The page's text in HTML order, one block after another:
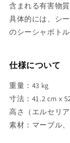
含まれる有害物
具体的には、シ
のシーシャボト
仕様について
重量：43 kg
寸法：41.2 cm x
高さ（エルセリ
素材：マーブル